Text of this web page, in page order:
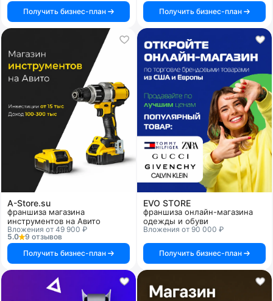
Получить бизнес-план
Получить бизнес-план
A-Store.su
франшиза магазина
инструментов на Авито
Вложения от 49 900 ₽
5.0
9 отзывов
Получить бизнес-план
EVO STORE
франшиза онлайн-магазина
одежды и обуви
Вложения от 90 000 ₽
Получить бизнес-план